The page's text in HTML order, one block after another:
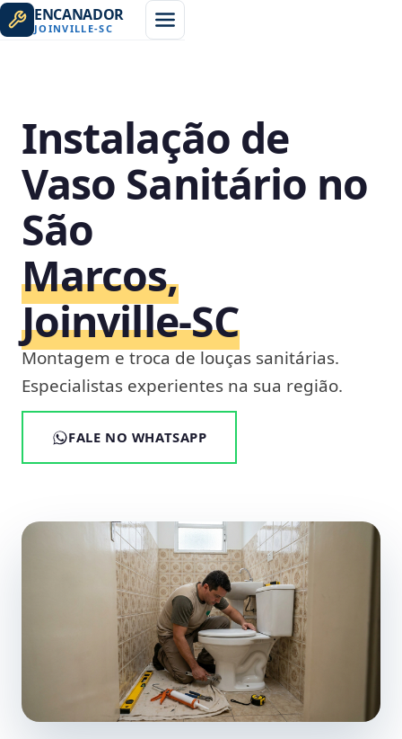
ENCANADOR
JOINVILLE-SC
Instalação de
Vaso Sanitário no
São
Marcos,
Joinville‑SC
Montagem e troca de louças sanitárias.
Especialistas experientes na sua região.
FALE NO WHATSAPP